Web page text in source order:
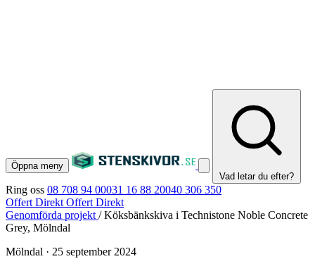
Öppna meny
Vad letar du efter?
Ring oss 08 708 94 00031 16 88 20040 306 350
Offert Direkt Offert Direkt
Genomförda projekt / Köksbänkskiva i Technistone Noble Concrete
Grey, Mölndal
Mölndal · 25 september 2024